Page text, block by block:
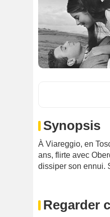
Synopsis
À Viareggio, en
ans, flirte avec
dissiper son ennui.
Regarder